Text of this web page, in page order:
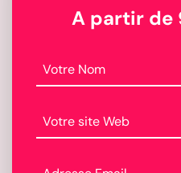
A partir de